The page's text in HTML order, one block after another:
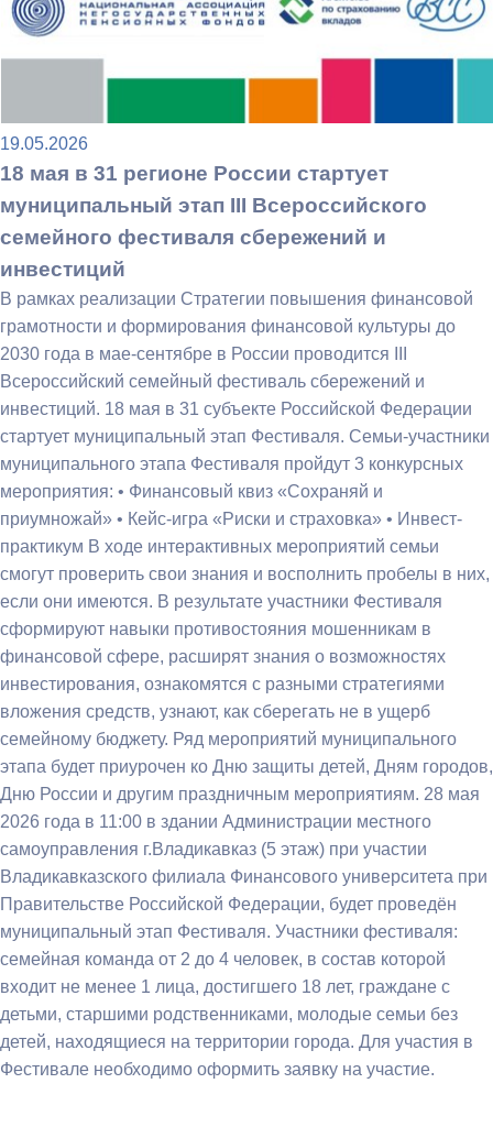
19.05.2026
18 мая в 31 регионе России стартует
муниципальный этап III Всероссийского
семейного фестиваля сбережений и
инвестиций
В рамках реализации Стратегии повышения финансовой
грамотности и формирования финансовой культуры до
2030 года в мае-сентябре в России проводится III
Всероссийский семейный фестиваль сбережений и
инвестиций. 18 мая в 31 субъекте Российской Федерации
стартует муниципальный этап Фестиваля. Семьи-участники
муниципального этапа Фестиваля пройдут 3 конкурсных
мероприятия: • Финансовый квиз «Сохраняй и
приумножай» • Кейс-игра «Риски и страховка» • Инвест-
практикум В ходе интерактивных мероприятий семьи
смогут проверить свои знания и восполнить пробелы в них,
если они имеются. В результате участники Фестиваля
сформируют навыки противостояния мошенникам в
финансовой сфере, расширят знания о возможностях
инвестирования, ознакомятся с разными стратегиями
вложения средств, узнают, как сберегать не в ущерб
семейному бюджету. Ряд мероприятий муниципального
этапа будет приурочен ко Дню защиты детей, Дням городов,
Дню России и другим праздничным мероприятиям. 28 мая
2026 года в 11:00 в здании Администрации местного
самоуправления г.Владикавказ (5 этаж) при участии
Владикавказского филиала Финансового университета при
Правительстве Российской Федерации, будет проведён
муниципальный этап Фестиваля. Участники фестиваля:
семейная команда от 2 до 4 человек, в состав которой
входит не менее 1 лица, достигшего 18 лет, граждане с
детьми, старшими родственниками, молодые семьи без
детей, находящиеся на территории города. Для участия в
Фестивале необходимо оформить заявку на участие.